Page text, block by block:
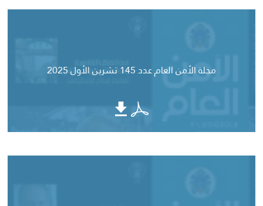
مجلة الأمن العام عدد 145 تشرين الأول 2025